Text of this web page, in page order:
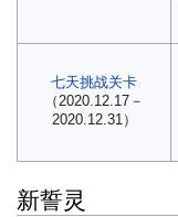
七天挑战关卡
（2020.12.17－
2020.12.31）
新誓灵